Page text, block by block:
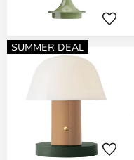
SUMMER DEAL